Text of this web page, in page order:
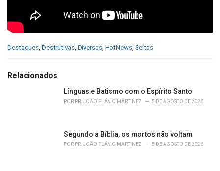
C
e
Destaques Destrutivas Diversas HotNews Seitas
Relacionados
Línguas e Batismo com o Espírito Santo
POR PR. JOÃO FLÁVIO MARTINEZ 5 DE AGOSTO DE 2026
Segundo a Bíblia, os mortos não voltam
POR PR. JOÃO FLÁVIO MARTINEZ 5 DE AGOSTO DE 2026